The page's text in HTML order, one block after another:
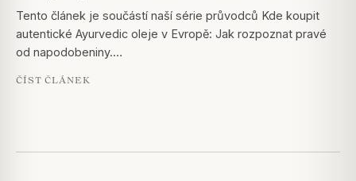
Tento článek je součástí naší série průvodců Kde koupit
autentické Ayurvedic oleje v Evropě: Jak rozpoznat pravé
od napodobeniny.…
ČÍST ČLÁNEK